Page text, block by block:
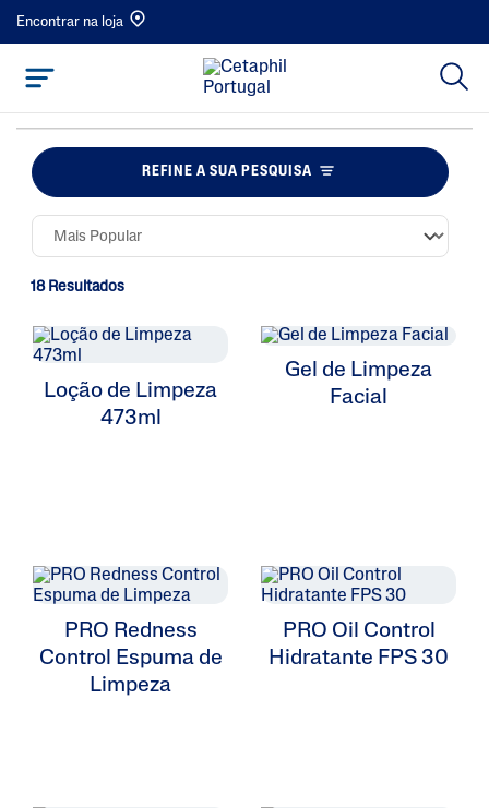
Encontrar na loja
REFINE A SUA PESQUISA
18 Resultados
Moisturizers
Loção de Limpeza
473ml
Gel de Limpeza
Facial
PRO Redness
Control Espuma de
Limpeza
PRO Oil Control
Hidratante FPS 30